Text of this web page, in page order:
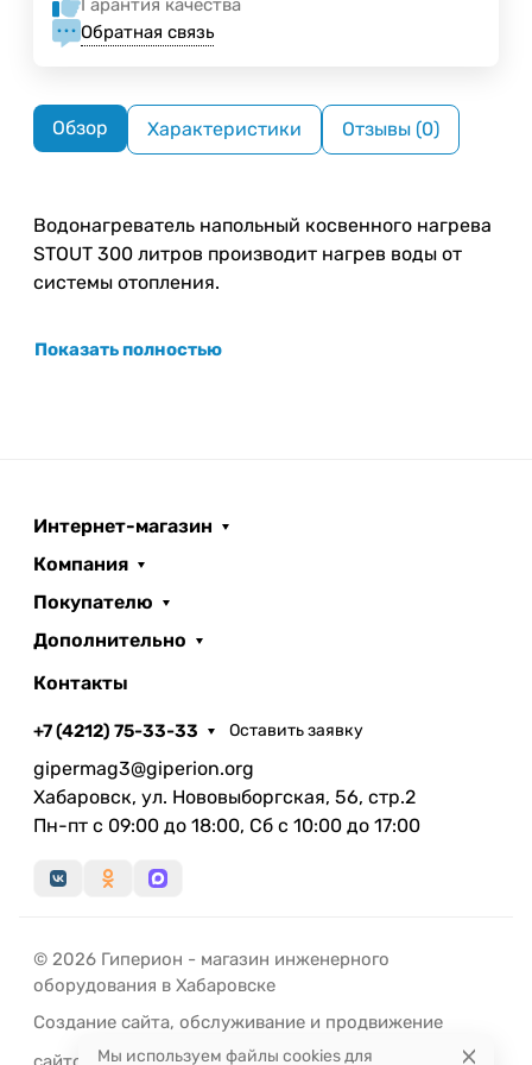
Обратная связь
Обзор Характеристики Отзывы (0)
Водонагреватель напольный косвенного нагрева
STOUT 300 литров производит нагрев воды от
системы отопления.
Показать полностью
Интернет-магазин
Компания
Покупателю
Дополнительно
Контакты
+7 (4212) 75-33-33 Оставить заявку
gipermag3@giperion.org
Хабаровск, ул. Нововыборгская, 56, стр.2
Пн-пт с 09:00 до 18:00, Сб с 10:00 до 17:00
© 2026 Гиперион - магазин инженерного
оборудования в Хабаровске
Создание сайта, обслуживание и продвижение
Мы используем файлы cookies для